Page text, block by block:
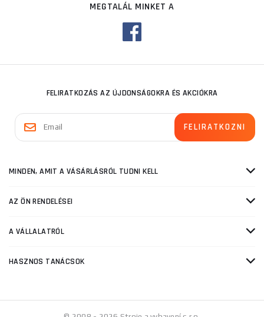
MEGTALÁL MINKET A
FELIRATKOZÁS AZ ÚJDONSÁGOKRA ÉS AKCIÓKRA
MINDEN, AMIT A VÁSÁRLÁSRÓL TUDNI KELL
AZ ÖN RENDELÉSEI
A VÁLLALATRÓL
HASZNOS TANÁCSOK